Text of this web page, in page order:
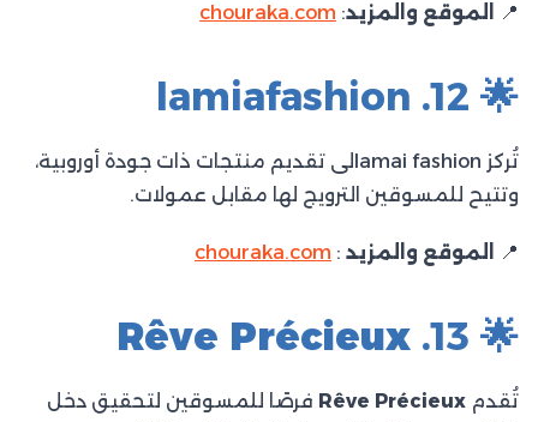
📍 الموقع والمزيد:
chouraka.com
🌟 12. lamiafashion
تُركز lamai fashionلى تقديم منتجات ذات جودة أوروبية،
وتتيح للمسوقين الترويج لها مقابل عمولات.​
📍 الموقع والمزيد :
chouraka.com
🌟 13.
Rêve Précieux
تُقدم Rêve Précieux فرصًا للمسوقين لتحقيق دخل